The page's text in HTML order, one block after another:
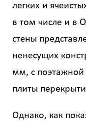
легких и
в том числе и в
стены
ненесущих
мм, с поэтажной
плиты
Однако, как